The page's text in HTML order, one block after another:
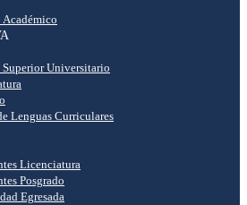
Académico
Universitario
Lenguas Curriculares
Licenciatura
Posgrado
Egresada